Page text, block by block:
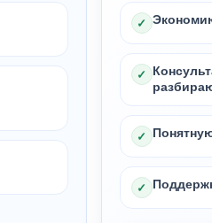
✓
✓
✓
✓